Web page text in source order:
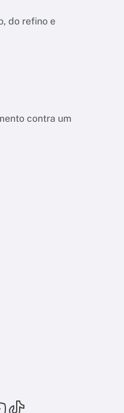
do refino e
contra um